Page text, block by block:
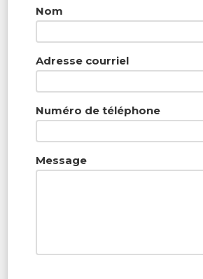
Nom
Adresse courriel
Numéro de téléphone
Message